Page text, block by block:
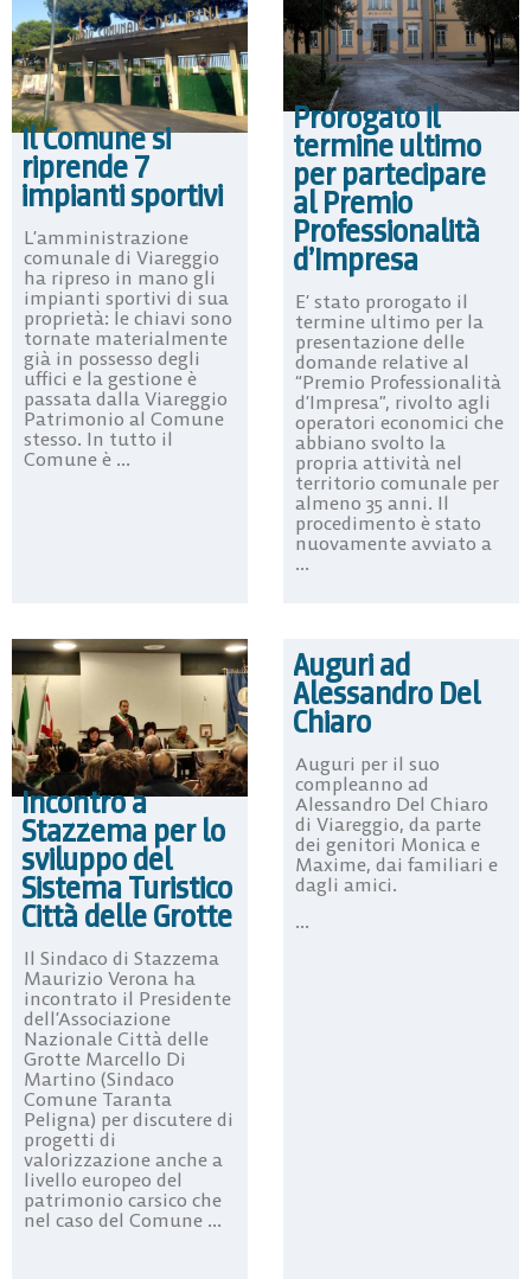
Il Comune si
riprende 7
impianti sportivi
L’amministrazione
comunale di Viareggio
ha ripreso in mano gli
impianti sportivi di sua
proprietà: le chiavi sono
tornate materialmente
già in possesso degli
uffici e la gestione è
passata dalla Viareggio
Patrimonio al Comune
stesso. In tutto il
Comune è ...
Prorogato il
termine ultimo
per partecipare
al Premio
Professionalità
d’Impresa
E’ stato prorogato il
termine ultimo per la
presentazione delle
domande relative al
“Premio Professionalità
d’Impresa”, rivolto agli
operatori economici che
abbiano svolto la
propria attività nel
territorio comunale per
almeno 35 anni. Il
procedimento è stato
nuovamente avviato a
...
Incontro a
Stazzema per lo
sviluppo del
Sistema Turistico
Città delle Grotte
Il Sindaco di Stazzema
Maurizio Verona ha
incontrato il Presidente
dell’Associazione
Nazionale Città delle
Grotte Marcello Di
Martino (Sindaco
Comune Taranta
Peligna) per discutere di
progetti di
valorizzazione anche a
livello europeo del
patrimonio carsico che
nel caso del Comune ...
Auguri ad
Alessandro Del
Chiaro
Auguri per il suo
compleanno ad
Alessandro Del Chiaro
di Viareggio, da parte
dei genitori Monica e
Maxime, dai familiari e
dagli amici.
...